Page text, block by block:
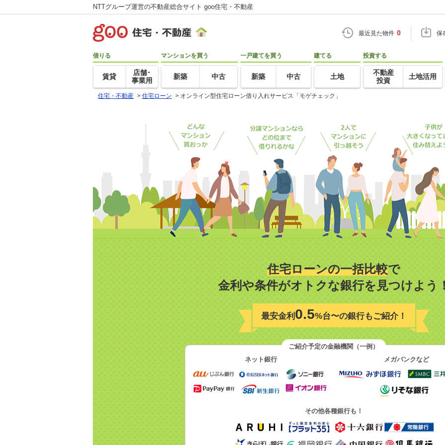
NTTグループ運営の不動産総合サイト goo住宅・不動産
最近見た物件 0 保
借りる
賃貸
店舗･
事業用
マンションを買う
新築 中古
一戸建てを買う
新築 中古
建てる
土地
投資する
不動産
投資
土地活用
住宅・不動産 > 住宅ローン > オンライン型住宅ローン借り入れサービス「モゲチェック」
住宅ローンの一括比較で
金利や条件がオトクな銀行を見つけよう
最安金利0.5%台〜の銀行もご紹介！
ご紹介予定の金融機関（一例）
ネット銀行
メガバンクなど
その他各種銀行も！